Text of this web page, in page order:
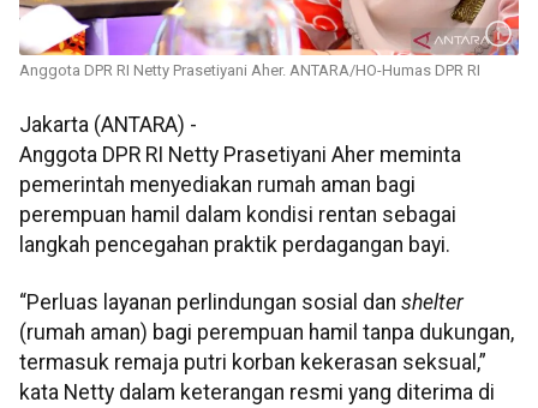
Anggota DPR RI Netty Prasetiyani Aher. ANTARA/HO-Humas DPR RI
Jakarta (ANTARA) -
Anggota DPR RI Netty Prasetiyani Aher meminta
pemerintah menyediakan rumah aman bagi
perempuan hamil dalam kondisi rentan sebagai
langkah pencegahan praktik perdagangan bayi.
“Perluas layanan perlindungan sosial dan shelter
(rumah aman) bagi perempuan hamil tanpa dukungan,
termasuk remaja putri korban kekerasan seksual,”
kata Netty dalam keterangan resmi yang diterima di